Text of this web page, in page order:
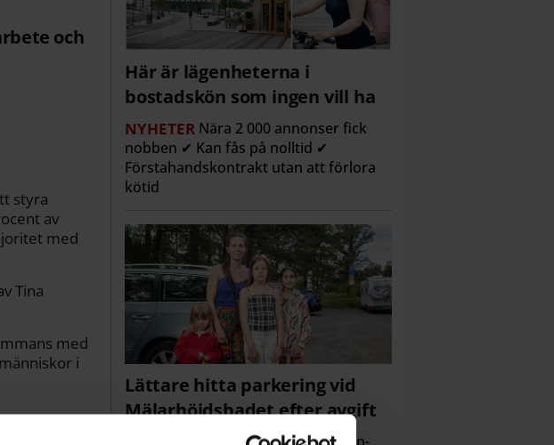
och
styra
av
med
Tina
med
i
Här är lägenheterna i
bostadskön som ingen vill ha
NYHETER Nära 2 000 annonser fick
nobben ✔ Kan fås på nolltid ✔
Förstahandskontrakt utan att förlora
kötid
Lättare hitta parkering vid
Mälarhöjdsbadet efter avgift